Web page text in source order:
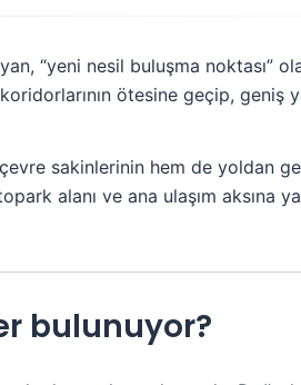
“yeni nesil buluşma noktası”
ötesine geçip, geniş
sakinlerinin hem de yoldan
alanı ve ana ulaşım aksına
bulunuyor?